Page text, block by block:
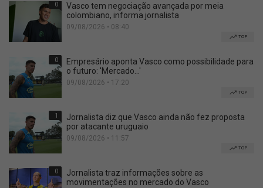
0
Vasco tem negociação avançada por meia
colombiano, informa jornalista
09/08/2026 • 08:40
TOP
0
Empresário aponta Vasco como possibilidade para
o futuro: 'Mercado...'
09/08/2026 • 17:20
TOP
1
Jornalista diz que Vasco ainda não fez proposta
por atacante uruguaio
09/08/2026 • 11:57
TOP
0
Jornalista traz informações sobre as
movimentações no mercado do Vasco